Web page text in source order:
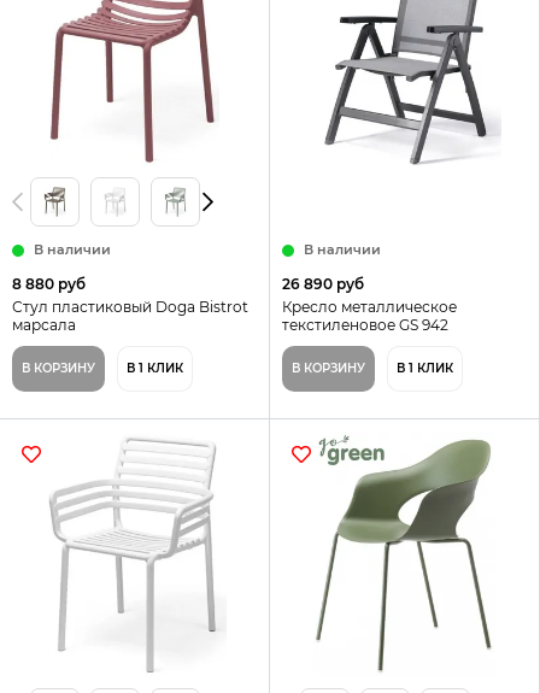
В наличии
8 880 руб
Стул пластиковый Doga Bistrot
марсала
В КОРЗИНУ В 1 КЛИК
В наличии
26 890 руб
Кресло металлическое
текстиленовое GS 942
В КОРЗИНУ В 1 КЛИК